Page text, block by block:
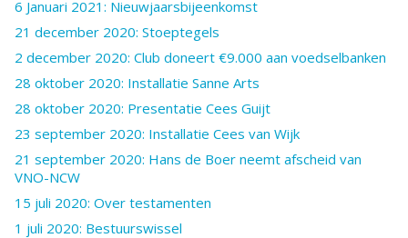
6 Januari 2021: Nieuwjaarsbijeenkomst
21 december 2020: Stoeptegels
2 december 2020: Club doneert €9.000 aan voedselbanken
28 oktober 2020: Installatie Sanne Arts
28 oktober 2020: Presentatie Cees Guijt
23 september 2020: Installatie Cees van Wijk
21 september 2020: Hans de Boer neemt afscheid van
VNO-NCW
15 juli 2020: Over testamenten
1 juli 2020: Bestuurswissel